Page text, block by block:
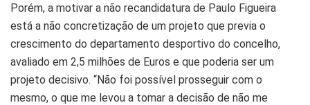
Porém, a motivar a não recandidatura de Paulo Figueira
está a não concretização de um projeto que previa o
crescimento do departamento desportivo do concelho,
avaliado em 2,5 milhões de Euros e que poderia ser um
projeto decisivo. “Não foi possível prosseguir com o
mesmo, o que me levou a tomar a decisão de não me